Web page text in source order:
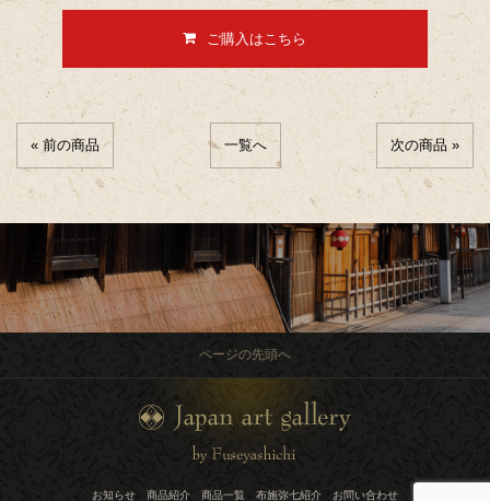
ご購入はこちら
« 前の商品 一覧へ 次の商品 »
ページの先頭へ
お知らせ 商品紹介 商品一覧 布施弥七紹介 お問い合わせ